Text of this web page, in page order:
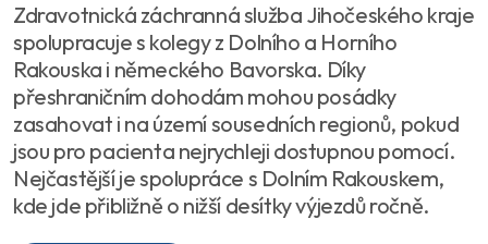
Zdravotnická záchranná služba Jihočeského kraje
spolupracuje s kolegy z Dolního a Horního
Rakouska i německého Bavorska. Díky
přeshraničním dohodám mohou posádky
zasahovat i na území sousedních regionů, pokud
jsou pro pacienta nejrychleji dostupnou pomocí.
Nejčastější je spolupráce s Dolním Rakouskem,
kde jde přibližně o nižší desítky výjezdů ročně.